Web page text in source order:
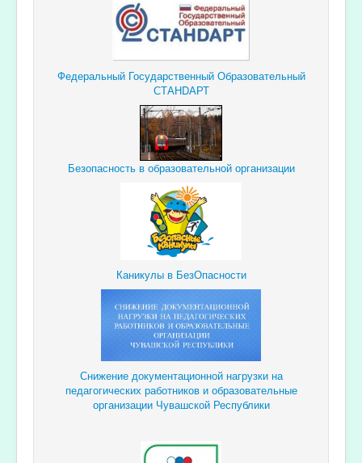
Федеральный Государственный Образовательный
СТАНDАРТ
Безопасность в образовательной организации
Каникулы в БезОпасности
Снижение документационной нагрузки на
педагогических работников и образовательные
организации Чувашской Республики